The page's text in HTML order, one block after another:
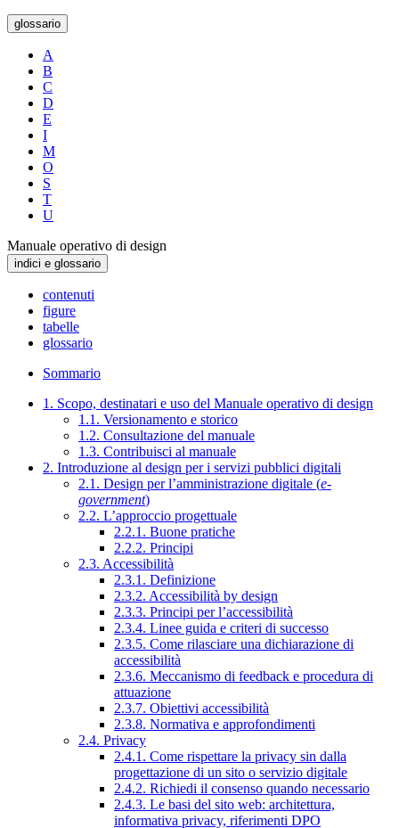
glossario
A
B
C
D
E
I
M
O
S
T
U
Manuale operativo di design
indici e glossario
contenuti
figure
tabelle
glossario
Sommario
1. Scopo, destinatari e uso del Manuale operativo di design
1.1. Versionamento e storico
1.2. Consultazione del manuale
1.3. Contribuisci al manuale
2. Introduzione al design per i servizi pubblici digitali
2.1. Design per l’amministrazione digitale (e-
government)
2.2. L’approccio progettuale
2.2.1. Buone pratiche
2.2.2. Principi
2.3. Accessibilità
2.3.1. Definizione
2.3.2. Accessibilità by design
2.3.3. Principi per l’accessibilità
2.3.4. Linee guida e criteri di successo
2.3.5. Come rilasciare una dichiarazione di
accessibilità
2.3.6. Meccanismo di feedback e procedura di
attuazione
2.3.7. Obiettivi accessibilità
2.3.8. Normativa e approfondimenti
2.4. Privacy
2.4.1. Come rispettare la privacy sin dalla
progettazione di un sito o servizio digitale
2.4.2. Richiedi il consenso quando necessario
2.4.3. Le basi del sito web: architettura,
informativa privacy, riferimenti DPO